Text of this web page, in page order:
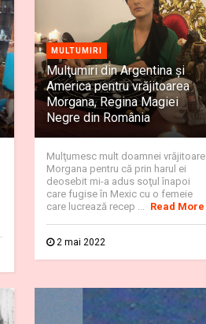
MULTUMIRI
Mulţumiri din Argentina și
America pentru vrăjitoarea
Morgana, Regina Magiei
Negre din România
Mulţumesc mult doamnei vrăjitoare
Morgana pentru că prin harul ei
deosebit mi-a adus soţul înapoi
care fugise în Mexic cu o femeie
care lucrează recep ... Read More
2 mai 2022